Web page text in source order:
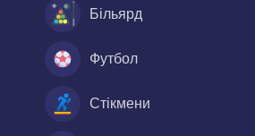
Більярд
Футбол
Стікмени